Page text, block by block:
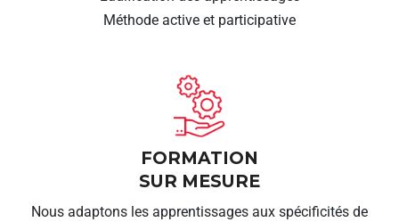
Méthode active et participative
FORMATION
SUR MESURE
Nous adaptons les apprentissages aux spécificités de